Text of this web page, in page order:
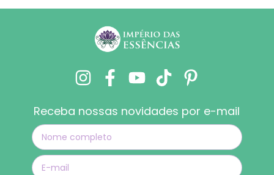
Receba nossas novidades por e-mail